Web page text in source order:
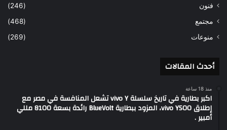
فنون
(246)
مجتمع
(468)
منوعات
(269)
أحدث المقالات
منذ 18 ساعة
اكبر بطارية في تاريخ سلسلة vivo Y تشعل المنافسة في مصر مع
إطلاق vivo Y500، المزود ببطارية BlueVolt رائدة بسعة 8100 مللي
أمبير .